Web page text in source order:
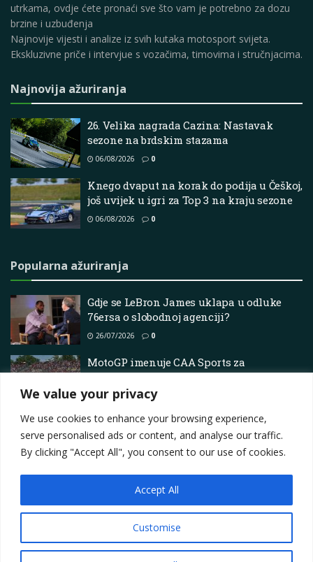
We value your privacy
We use cookies to enhance your browsing experience,
serve personalised ads or content, and analyse our traffic.
By clicking "Accept All", you consent to our use of cookies.
Customise
Accept All
utrkama, ovdje ćete pronaći sve što vam je potrebno za dozu
brzine i uzbuđenja
Najnovije vijesti i analize iz svih kutaka motosport svijeta.
Ekskluzivne priče i intervjue s vozačima, timovima i stručnjacima.
Najnovija ažuriranja
26. Velika nagrada Cazina: Nastavak
sezone na brdskim stazama
06/08/2026 0
Knego dvaput na korak do podija u Češkoj,
još uvijek u igri za Top 3 na kraju sezone
06/08/2026 0
Popularna ažuriranja
Gdje se LeBron James uklapa u odluke
76ersa o slobodnoj agenciji?
26/07/2026 0
MotoGP imenuje CAA Sports za
ekskluzivnu globalnu sponzorsku
agenciju
Contact
Privacy Policy
Terms Marketing i oglašavanje